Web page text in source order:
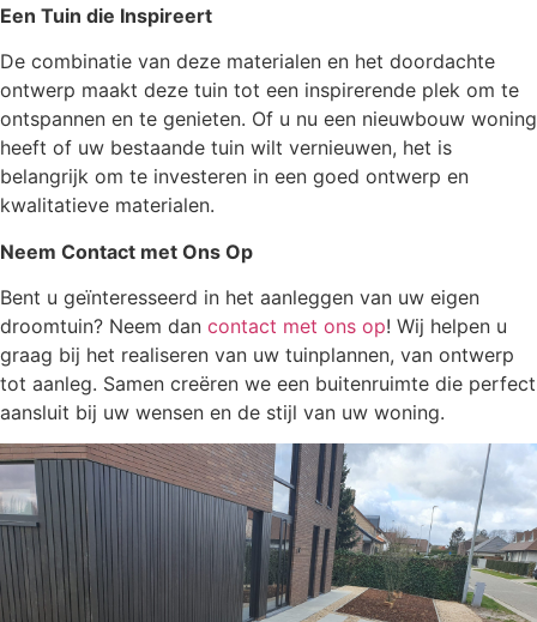
Een Tuin die Inspireert
De combinatie van deze materialen en het doordachte
ontwerp maakt deze tuin tot een inspirerende plek om te
ontspannen en te genieten. Of u nu een nieuwbouw woning
heeft of uw bestaande tuin wilt vernieuwen, het is
belangrijk om te investeren in een goed ontwerp en
kwalitatieve materialen.
Neem Contact met Ons Op
Bent u geïnteresseerd in het aanleggen van uw eigen
droomtuin? Neem dan contact met ons op! Wij helpen u
graag bij het realiseren van uw tuinplannen, van ontwerp
tot aanleg. Samen creëren we een buitenruimte die perfect
aansluit bij uw wensen en de stijl van uw woning.